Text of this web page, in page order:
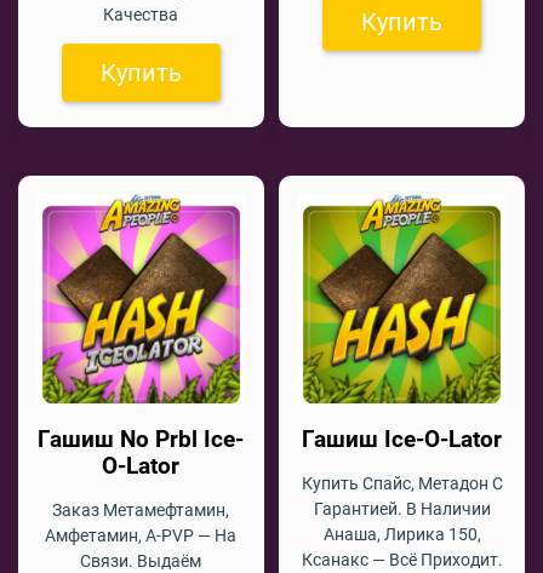
Качества
Купить
Купить
Гашиш No Prbl Ice-
O-Lator
Заказ Метамефтамин,
Амфетамин, A-PVP — На
Связи. Выдаём
Гашиш Ice-O-Lator
Купить Спайс, Метадон С
Гарантией. В Наличии
Анаша, Лирика 150,
Ксанакс — Всё Приходит.